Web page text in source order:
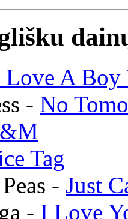
Love A Boy
- No
Tag
- Just
- I Love